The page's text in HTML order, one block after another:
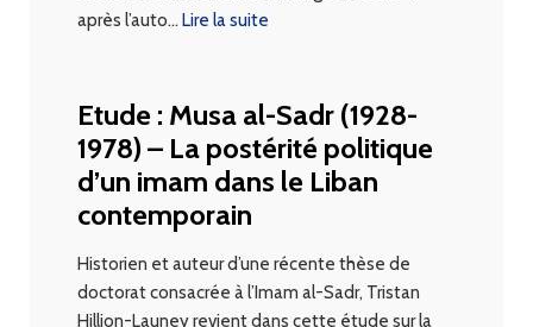
après l’auto
Lire la suite
Etude : Musa al-Sadr (1928-
1978) – La postérité politique
d’un imam dans le Liban
contemporain
Historien et auteur d’une récente thèse de
doctorat consacrée à l’Imam al-Sadr, Tristan
Hillion-Launey revient dans cette étude sur la